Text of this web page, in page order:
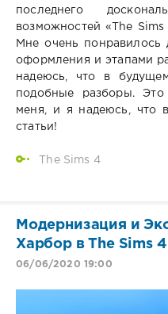
последнего
возможностей «The
Мне очень понравилось
оформления и этапами
надеюсь, что в
подобные разборы.
меня, и я надеюсь, что
статьи!
The Sims 4
Модернизация и
Харбор в The Sims
06/06/2020 19:00